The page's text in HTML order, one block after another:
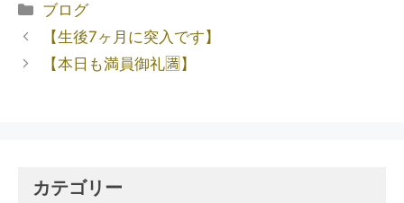
ブログ
【生後7ヶ月に突入です】
【本日も満員御礼🈵】
カテゴリー